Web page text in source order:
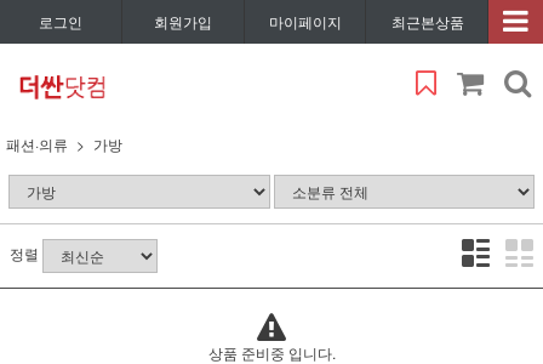
로그인 회원가입 마이페이지 최근본상품
패션·의류 가방
정렬
상품 준비중 입니다.